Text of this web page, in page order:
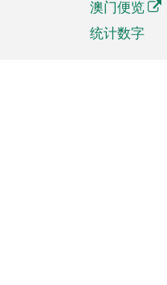
澳门便览
统计数字